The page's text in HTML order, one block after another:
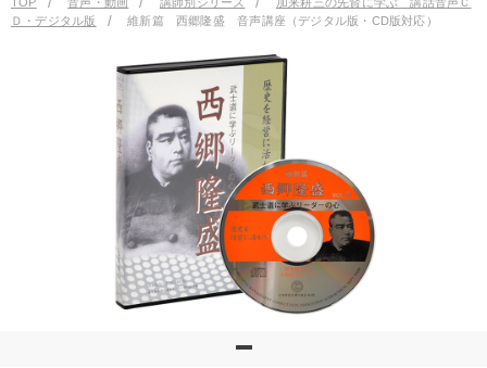
search 上記の条件で検索
講演収録物を探す
全国経営者セミナー講演収録物（全1315タイトル）からお探しいただけ
優秀各社の智恵と戦略 事業家のロマンと経営
若手異才経営者の発想 専門家のアドバイス
TOP 音声・動画 講師別シリーズ
加来耕三の先賢に学ぶ 講話音声Ｃ
Ｄ・デジタル版
維新篇 西郷隆盛 音声講座（デジタル版・CD版対応）